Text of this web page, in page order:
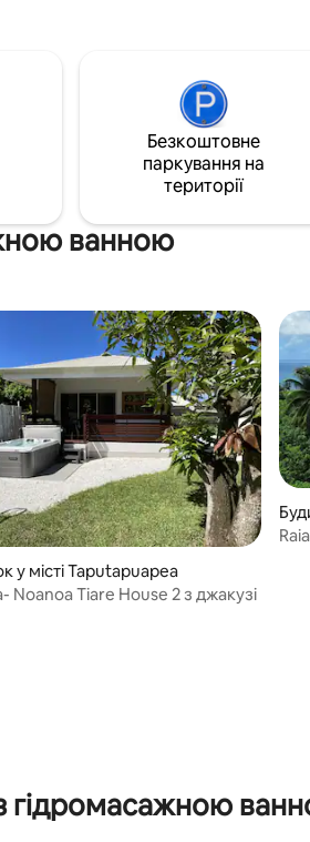
Безкоштовне
паркування на
території
ванною
у місті Taputapuapea
Noanoa Tiare House 2 з джакузі
гідромасажною